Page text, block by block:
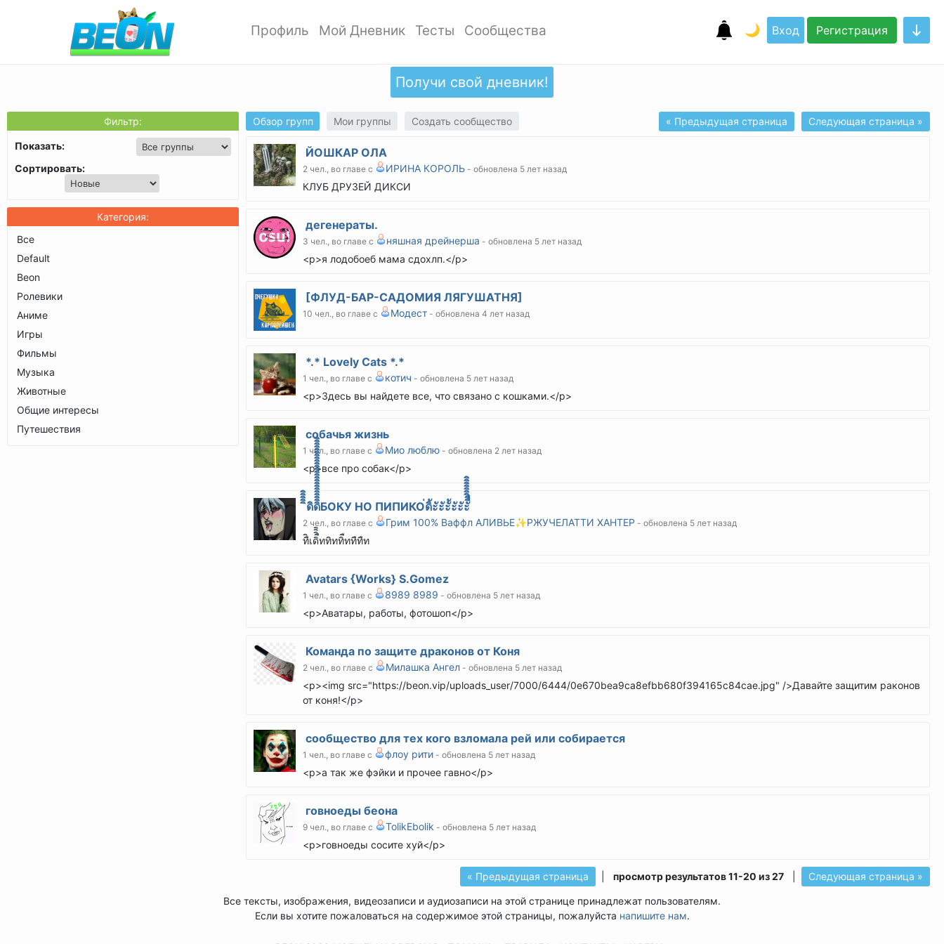
Профиль
Настройки аккаунта
Позитивки
Поиск
Выход
Мой Дневник
Добавить запись
Дизайн дневника
Обзор записей
Тесты
Добавить тест
Популярные тесты
Новые тесты
Сообщества
Создать сообщество
Обзор сообществ
🌙 Вход Регистрация
Получи свой дневник!
Обзор групп Мои группы Создать сообщество
Показать:
Сортировать:
Все
Default
Beon
Ролевики
Аниме
Игры
Фильмы
Музыка
Животные
Общие интересы
Путешествия
« Предыдущая страница Следующая страница »
ЙОШКАР ОЛА
2 чел., во главе с ИРИНА КОРОЛЬ - обновлена 5 лет назад
КЛУБ ДРУЗЕЙ ДИКСИ
дегенераты.
3 чел., во главе с няшная дрейнерша - обновлена 5 лет назад
<p>я лодобоеб мама сдохлп.</p>
[ФЛУД-БАР-САДОМИЯ ЛЯГУШАТНЯ]
10 чел., во главе с Модест - обновлена 4 лет назад
*.* Lovely Cats *.*
1 чел., во главе с котич - обновлена 5 лет назад
<p>Здесь вы найдете все, что связано с кошками.</p>
собачья жизнь
1 чел., во главе с Мио люблю - обновлена 2 лет назад
<p>все про собак</p>
ิิิิิดิดิิิิิิิิิิิิิิิิิิิิิิิิБОКУ НО ПИПИКО่ดิัะัะัะััะัะัะัืืิิิิิิิ
2 чел., во главе с Грим 100% Ваффл АЛИВЬЕ✨РЖУЧЕЛАТТИ ХАНТЕР - обновлена 5 лет назад
ทืิเดิืิิิททิททิืททืทืท
Avatars {Works} S.Gomez
1 чел., во главе с 8989 8989 - обновлена 5 лет назад
<p>Аватары, работы, фотошоп</p>
Команда по защите драконов от Коня
2 чел., во главе с Милашка Ангел - обновлена 5 лет назад
<p><img src="https://beon.vip/uploads_user/7000/6444/0e670bea9ca8efbb680f394165c84cae.jpg" />Давайте защитим раконов
от коня!</p>
сообщество для тех кого взломала рей или собирается
1 чел., во главе с флоу рити - обновлена 5 лет назад
<p>а так же фэйки и прочее гавно</p>
говноеды беона
9 чел., во главе с TolikEbolik - обновлена 5 лет назад
<p>говноеды сосите хуй</p>
« Предыдущая страница просмотр результатов 11-20 из 27 Следующая страница »
Все тексты, изображения, видеозаписи и аудиозаписи на этой странице принадлежат пользователям.
Если вы хотите пожаловаться на содержимое этой страницы, пожалуйста напишите нам.